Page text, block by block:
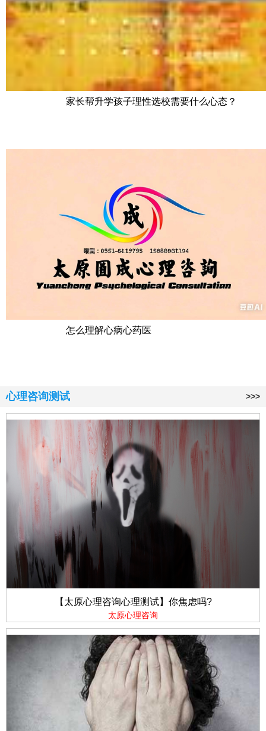
家长帮升学孩子理性选校需要什么心态？
怎么理解心病心药医
心理咨询测试 >>>
【太原心理咨询心理测试】你焦虑吗?
太原心理咨询